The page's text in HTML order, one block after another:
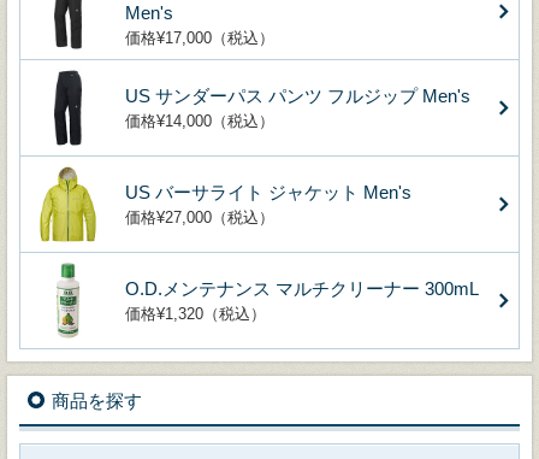
Men's
価格¥17,000（税込）
US サンダーパス パンツ フルジップ Men's
価格¥14,000（税込）
US バーサライト ジャケット Men's
価格¥27,000（税込）
O.D.メンテナンス マルチクリーナー 300mL
価格¥1,320（税込）
商品を探す